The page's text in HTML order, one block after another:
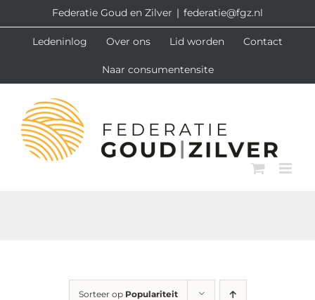
naar
inhoud
Federatie Goud en Zilver | federatie@fgz.nl
Ledeninlog Over ons Lid worden Contact
Naar consumentensite
Sorteer op Populariteit